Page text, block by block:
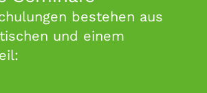
bestehen aus
und einem